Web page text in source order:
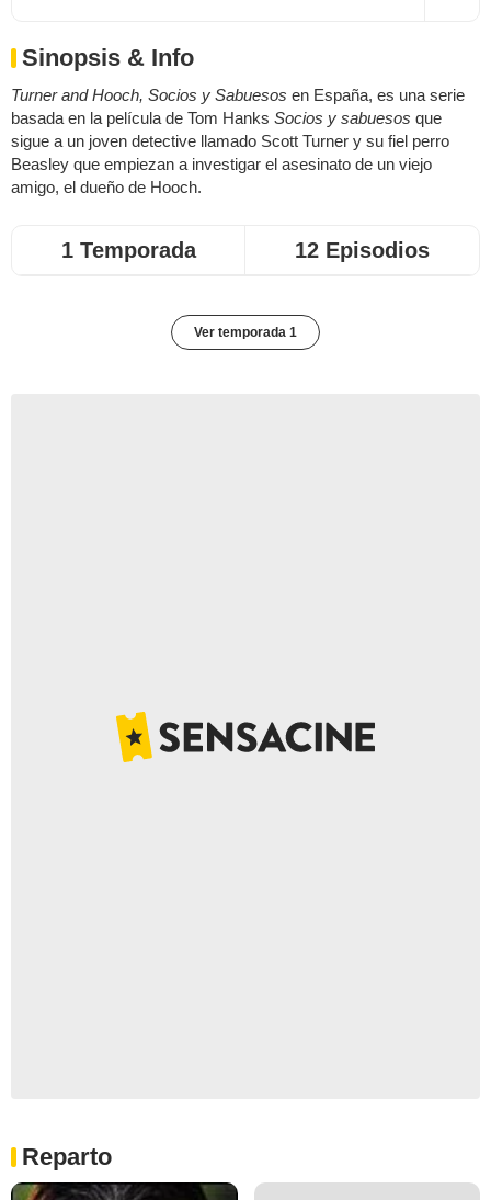
Sinopsis & Info
Turner and Hooch, Socios y Sabuesos en España, es una serie
basada en la película de Tom Hanks Socios y sabuesos que
sigue a un joven detective llamado Scott Turner y su fiel perro
Beasley que empiezan a investigar el asesinato de un viejo
amigo, el dueño de Hooch.
1 Temporada 12 Episodios
Ver temporada 1
Reparto